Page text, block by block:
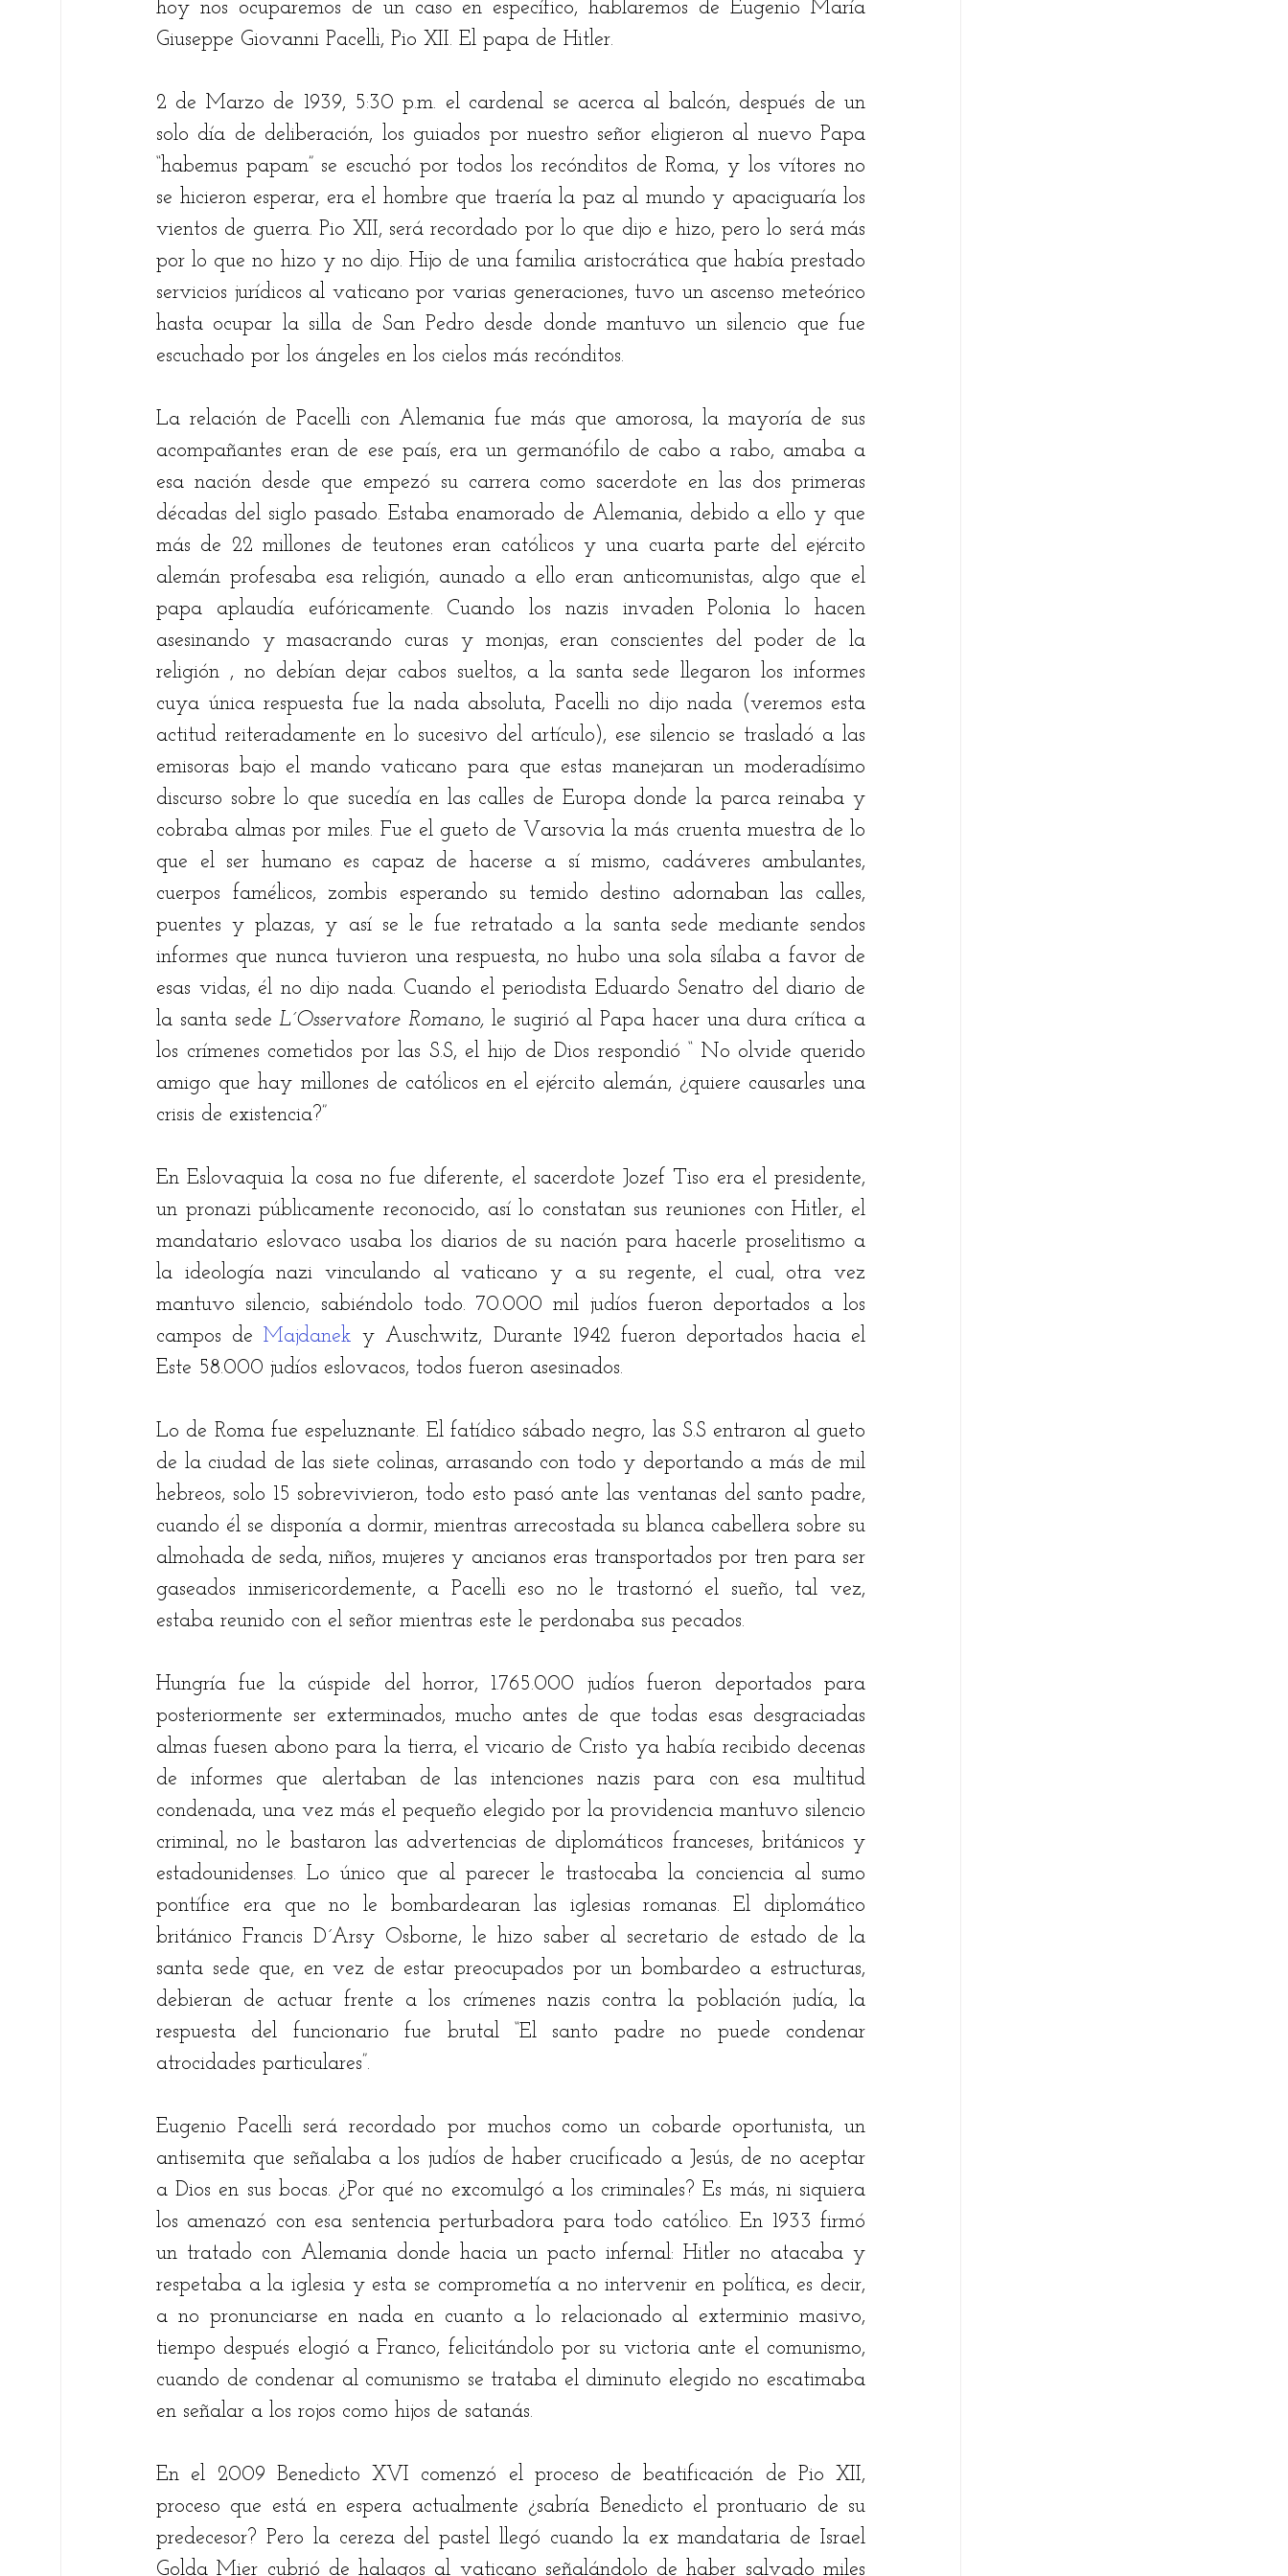
hoy nos ocuparemos de un caso en específico, hablaremos de Eugenio María
Giuseppe Giovanni Pacelli, Pio XII. El papa de Hitler.
2 de Marzo de 1939, 5:30 p.m. el cardenal se acerca al balcón, después de un
solo día de deliberación, los guiados por nuestro señor eligieron al nuevo Papa
“habemus papam” se escuchó por todos los recónditos de Roma, y los vítores no
se hicieron esperar, era el hombre que traería la paz al mundo y apaciguaría los
vientos de guerra. Pio XII, será recordado por lo que dijo e hizo, pero lo será más
por lo que no hizo y no dijo. Hijo de una familia aristocrática que había prestado
servicios jurídicos al vaticano por varias generaciones, tuvo un ascenso meteórico
hasta ocupar la silla de San Pedro desde donde mantuvo un silencio que fue
escuchado por los ángeles en los cielos más recónditos.
La relación de Pacelli con Alemania fue más que amorosa, la mayoría de sus
acompañantes eran de ese país, era un germanófilo de cabo a rabo, amaba a
esa nación desde que empezó su carrera como sacerdote en las dos primeras
décadas del siglo pasado. Estaba enamorado de Alemania, debido a ello y que
más de 22 millones de teutones eran católicos y una cuarta parte del ejército
alemán profesaba esa religión, aunado a ello eran anticomunistas, algo que el
papa aplaudía eufóricamente. Cuando los nazis invaden Polonia lo hacen
asesinando y masacrando curas y monjas, eran conscientes del poder de la
religión , no debían dejar cabos sueltos, a la santa sede llegaron los informes
cuya única respuesta fue la nada absoluta, Pacelli no dijo nada (veremos esta
actitud reiteradamente en lo sucesivo del artículo), ese silencio se trasladó a las
emisoras bajo el mando vaticano para que estas manejaran un moderadísimo
discurso sobre lo que sucedía en las calles de Europa donde la parca reinaba y
cobraba almas por miles. Fue el gueto de Varsovia la más cruenta muestra de lo
que el ser humano es capaz de hacerse a sí mismo, cadáveres ambulantes,
cuerpos famélicos, zombis esperando su temido destino adornaban las calles,
puentes y plazas, y así se le fue retratado a la santa sede mediante sendos
informes que nunca tuvieron una respuesta, no hubo una sola sílaba a favor de
esas vidas, él no dijo nada. Cuando el periodista Eduardo Senatro del diario de
la santa sede L´Osservatore Romano, le sugirió al Papa hacer una dura crítica a
los crímenes cometidos por las S.S, el hijo de Dios respondió “ No olvide querido
amigo que hay millones de católicos en el ejército alemán, ¿quiere causarles una
crisis de existencia?”
En Eslovaquia la cosa no fue diferente, el sacerdote Jozef Tiso era el presidente,
un pronazi públicamente reconocido, así lo constatan sus reuniones con Hitler, el
mandatario eslovaco usaba los diarios de su nación para hacerle proselitismo a
la ideología nazi vinculando al vaticano y a su regente, el cual, otra vez
mantuvo silencio, sabiéndolo todo. 70.000 mil judíos fueron deportados a los
campos de Majdanek y Auschwitz, Durante 1942 fueron deportados hacia el
Este 58.000 judíos eslovacos, todos fueron asesinados.
Lo de Roma fue espeluznante. El fatídico sábado negro, las S.S entraron al gueto
de la ciudad de las siete colinas, arrasando con todo y deportando a más de mil
hebreos, solo 15 sobrevivieron, todo esto pasó ante las ventanas del santo padre,
cuando él se disponía a dormir, mientras arrecostada su blanca cabellera sobre su
almohada de seda, niños, mujeres y ancianos eras transportados por tren para ser
gaseados inmisericordemente, a Pacelli eso no le trastornó el sueño, tal vez,
estaba reunido con el señor mientras este le perdonaba sus pecados.
Hungría fue la cúspide del horror, 1.765.000 judíos fueron deportados para
posteriormente ser exterminados, mucho antes de que todas esas desgraciadas
almas fuesen abono para la tierra, el vicario de Cristo ya había recibido decenas
de informes que alertaban de las intenciones nazis para con esa multitud
condenada, una vez más el pequeño elegido por la providencia mantuvo silencio
criminal, no le bastaron las advertencias de diplomáticos franceses, británicos y
estadounidenses. Lo único que al parecer le trastocaba la conciencia al sumo
pontífice era que no le bombardearan las iglesias romanas. El diplomático
británico Francis D´Arsy Osborne, le hizo saber al secretario de estado de la
santa sede que, en vez de estar preocupados por un bombardeo a estructuras,
debieran de actuar frente a los crímenes nazis contra la población judía, la
respuesta del funcionario fue brutal “El santo padre no puede condenar
atrocidades particulares”.
Eugenio Pacelli será recordado por muchos como un cobarde oportunista, un
antisemita que señalaba a los judíos de haber crucificado a Jesús, de no aceptar
a Dios en sus bocas. ¿Por qué no excomulgó a los criminales? Es más, ni siquiera
los amenazó con esa sentencia perturbadora para todo católico. En 1933 firmó
un tratado con Alemania donde hacia un pacto infernal: Hitler no atacaba y
respetaba a la iglesia y esta se comprometía a no intervenir en política, es decir,
a no pronunciarse en nada en cuanto a lo relacionado al exterminio masivo,
tiempo después elogió a Franco, felicitándolo por su victoria ante el comunismo,
cuando de condenar al comunismo se trataba el diminuto elegido no escatimaba
en señalar a los rojos como hijos de satanás.
En el 2009 Benedicto XVI comenzó el proceso de beatificación de Pio XII,
proceso que está en espera actualmente ¿sabría Benedicto el prontuario de su
predecesor? Pero la cereza del pastel llegó cuando la ex mandataria de Israel
Golda Mier cubrió de halagos al vaticano señalándolo de haber salvado miles